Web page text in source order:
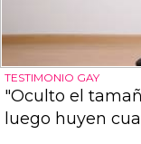
TESTIMONIO GAY
"Oculto el
luego huyen